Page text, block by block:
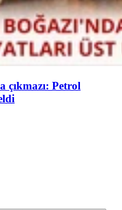
çıkmazı: Petrol